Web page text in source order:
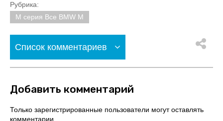
Рубрика:
M серия Все BMW M
Список комментариев
Добавить комментарий
Только зарегистрированные пользователи могут оставлять
комментарии.